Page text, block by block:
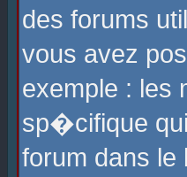
des forums
vous avez
exemple : les
sp�cifique
forum dans